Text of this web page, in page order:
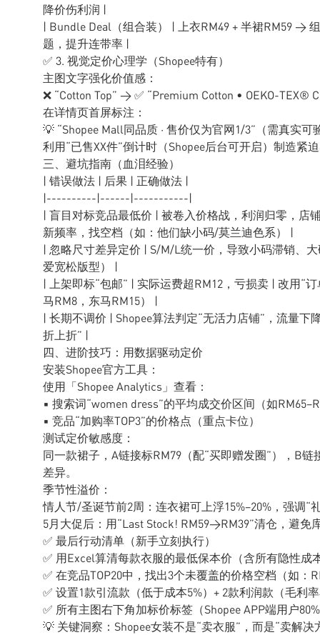
降价伤利润 |
| Bundle Deal（组合装） | 上衣RM49 + 半裙RM59 →
题，提升连带率 |
✅ 3. 视觉定价心理学（Shopee特有）
主图文字强化价值感：
❌ “Cotton Top” → ✅ “Premium Cotton • OEKO-TEX®
在详情页首屏标注：
💡 “Shopee Mall同品质 · 售价仅为官网1/3”（需真实可
利用“已售XX件”倒计时（Shopee后台可开启）制造紧
三、避坑指南（血泪经验）
| 错误做法 | 后果 | 正确做法 |
|----------|------|-----------|
| 盲目对标竞品最低价 | 被卷入价格战，利润归零，店
新频率，找空档（如：他们缺小码/莫兰迪色系） |
| 忽略尺寸差异定价 | S/M/L统一价，导致小码滞销、
爱宽松版型） |
| 上架即标“包邮” | 实际运费超RM12，亏损卖 | 改用“
马RM8，东马RM15） |
| 长期不调价 | Shopee算法判定“无活力店铺”，流量
折上折” |
四、进阶技巧：用数据驱动定价
安装Shopee官方工具：
使用「Shopee Analytics」查看：
▪️ 搜索词“women dress”的平均成交价区间（如
▪️ 竞品“加购率TOP3”的价格点（重点卡位）
测试定价敏感度：
同一款裙子，A链接标RM79（配“买即赠发圈”），B
差异。
季节性溢价：
情人节/圣诞节前2周：连衣裙可上浮15%–20%，强调“
5月大促后：用“Last Stock! RM59→RM39”清仓，避免
✅ 最后行动清单（新手立刻执行）
✅ 用Excel算清每款衣服的最低保本价（含所有隐性成
✅ 在竞品TOP20中，找出3个未覆盖的价格空档（如：
✅ 设置1款引流款（低于成本5%）+ 2款利润款（毛利
✅ 所有主图右下角加标价标签（Shopee APP端用户
💡 关键洞察：Shopee女装不是“卖衣服”，而是“卖解